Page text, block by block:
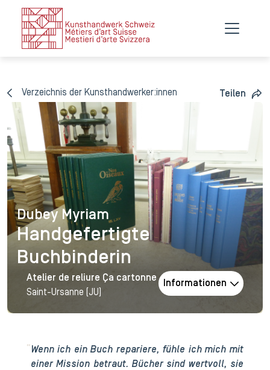
Verzeichnis der Kunsthandwerker:innen Teilen
Dubey Myriam
Dubey Myriam
Handgefertigte
Buchbinderin
Atelier de reliure Ça cartonne
Saint-Ursanne (JU)
Informationen
Wenn ich ein Buch repariere, fühle ich mich mit
einer Mission betraut. Bücher sind wertvoll, sie